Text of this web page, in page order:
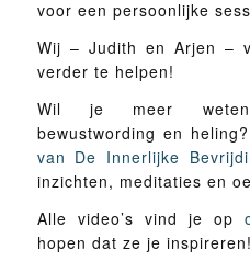
voor een persoonlijke
Wij – Judith en Arjen –
verder te helpen!
Wil je meer weten
bewustwording en
van De Innerlijke
inzichten, meditaties en
Alle video’s vind je op
hopen dat ze je inspireren!